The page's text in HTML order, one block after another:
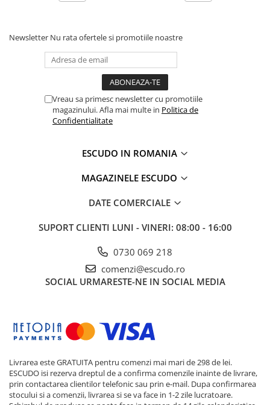
Newsletter Nu rata ofertele si promotiile noastre
Vreau sa primesc newsletter cu promotiile
magazinului. Afla mai multe in Politica de
Confidentialitate
ESCUDO IN ROMANIA
MAGAZINELE ESCUDO
DATE COMERCIALE
SUPORT CLIENTI LUNI - VINERI: 08:00 - 16:00
0730 069 218
comenzi@escudo.ro
SOCIAL URMARESTE-NE IN SOCIAL MEDIA
Livrarea este GRATUITA pentru comenzi mai mari de 298 de lei.
ESCUDO isi rezerva dreptul de a confirma comenzile inainte de livrare,
prin contactarea clientilor telefonic sau prin e-mail. Dupa confirmarea
stocului si a comenzii, livrarea si se va face in 1-2 zile lucratoare.